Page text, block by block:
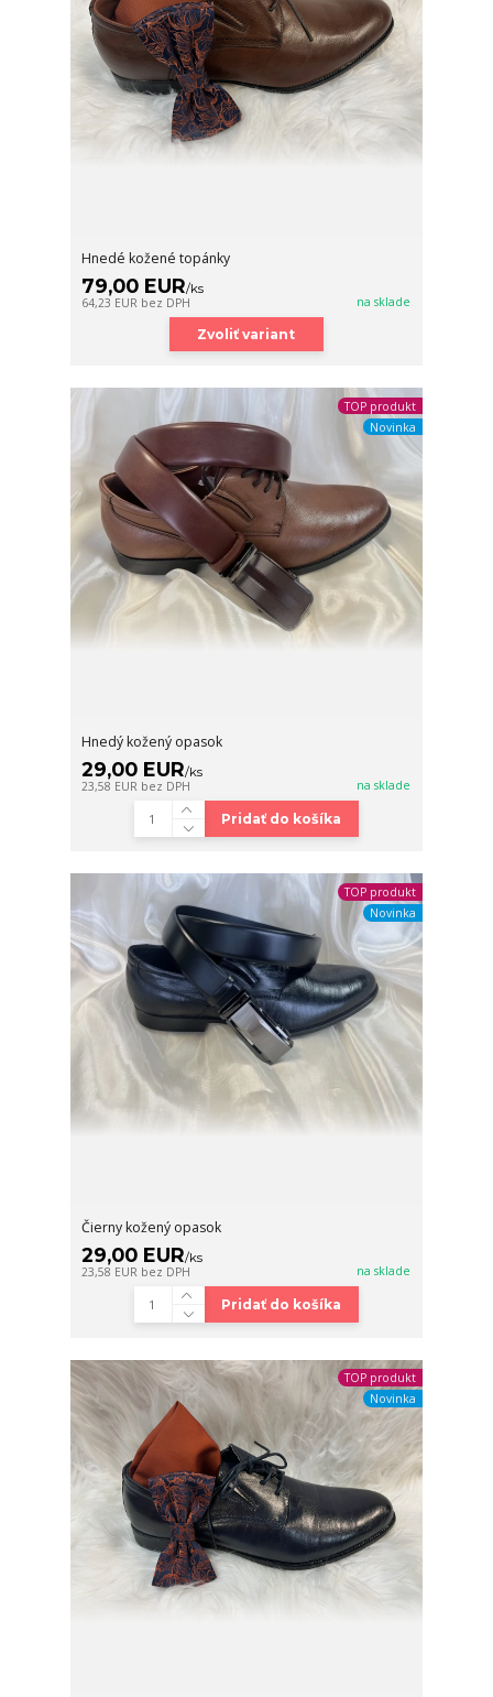
Hnedé kožené topánky
79,00 EUR/ks
64,23 EUR bez DPH na sklade
Zvoliť variant
TOP produkt
Novinka
Hnedý kožený opasok
29,00 EUR/ks
23,58 EUR bez DPH na sklade
Pridať do košíka
TOP produkt
Novinka
Čierny kožený opasok
29,00 EUR/ks
23,58 EUR bez DPH na sklade
Pridať do košíka
TOP produkt
Novinka